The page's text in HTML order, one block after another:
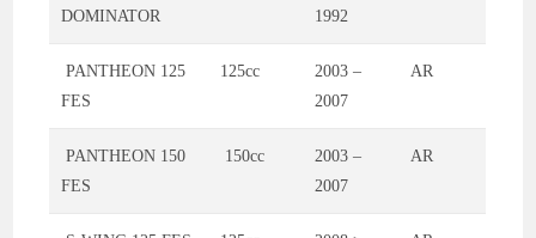
DOMINATOR
1992
PANTHEON 125
FES
125cc
2003 –
2007
AR
PANTHEON 150
FES
150cc
2003 –
2007
AR